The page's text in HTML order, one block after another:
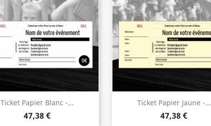
Ticket Papier Blanc -...
47,38 €
Ticket Papier Jaune -...
47,38 €